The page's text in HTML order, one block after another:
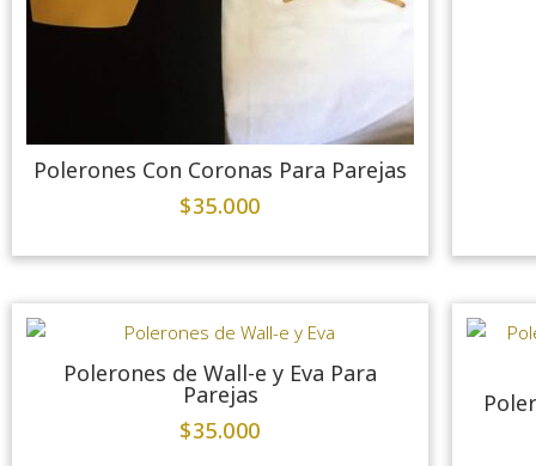
Polerones Con Coronas Para Parejas
$35.000
Polerones de Wall-e y Eva Para
Parejas
$35.000